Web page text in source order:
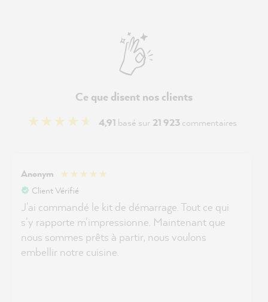
Ce que disent nos clients
4,91 basé sur 21 923commentaires
Anonym
Client Vérifié
J'ai commandé le kit de démarrage. Tout ce qui
s'y rapporte m'impressionne. Maintenant que
nous sommes prêts à partir, nous voulons
embellir notre cuisine.